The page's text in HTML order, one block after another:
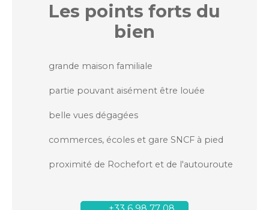
Les points forts du
bien
grande maison familiale
partie pouvant aisément être louée
belle vues dégagées
commerces, écoles et gare SNCF à pied
proximité de Rochefort et de l'autouroute